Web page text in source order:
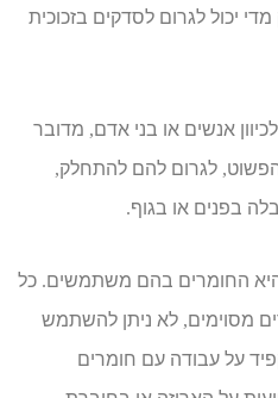
יכול לגרום לסדקים בזכוכית
אנשים או בני אדם, מדובר
, לגרום להם להתחלק,
בפנים או בגוף.
החומרים בהם משתמשים. כל
מסוימים, לא ניתן להשתמש
על עבודה עם חומרים